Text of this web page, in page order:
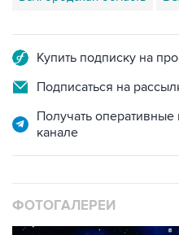
Купить подписку на
Подписаться на
Получать
канале
ФОТОГАЛЕРЕИ